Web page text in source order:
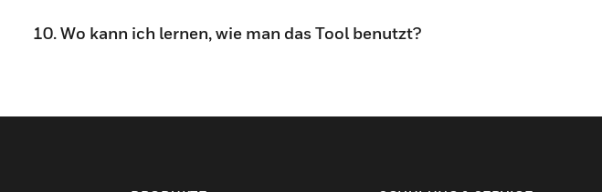
10. Wo kann ich lernen, wie man das Tool benutzt?